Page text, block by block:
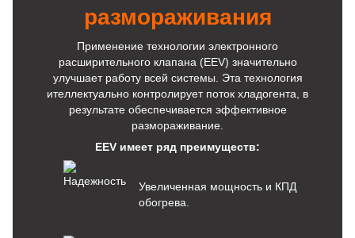
размораживания
Применение технологии электронного
расширительного клапана (EEV) значительно
улучшает работу всей системы. Эта технология
ителлектуально контролирует поток хладогента, в
результате обеспечивается эффективное
размораживание.
EEV имеет ряд преимуществ:
Увеличенная мощность и КПД
обогрева.